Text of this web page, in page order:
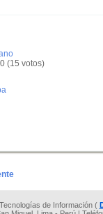
(15 votos)
de Información (